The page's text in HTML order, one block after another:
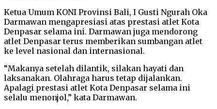
Ketua Umum KONI Provinsi Bali, I Gusti Ngurah Oka
Darmawan mengapresiasi atas prestasi atlet Kota
Denpasar selama ini. Darmawan juga mendorong
atlet Denpasar terus memberikan sumbangan atlet
ke level nasional dan internasional.
“Makanya setelah dilantik, silakan hayati dan
laksanakan. Olahraga harus tetap dijalankan.
Apalagi prestasi atlet Kota Denpasar selama ini
selalu menonjol,” kata Darmawan.